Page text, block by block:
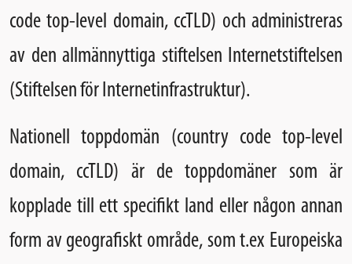
code top-level domain, ccTLD) och administreras
av den allmännyttiga stiftelsen Internetstiftelsen
(Stiftelsen för Internetinfrastruktur).
Nationell toppdomän (country code top-level
domain, ccTLD) är de toppdomäner som är
kopplade till ett specifikt land eller någon annan
form av geografiskt område, som t.ex Europeiska